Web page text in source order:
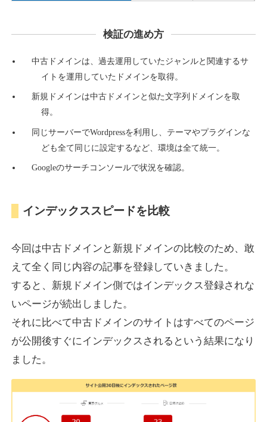
詳細を見る
countdown-x.com
ジャンル その他
39 外部リンク数479 ドメイン年齢
10,800円
詳細を見る
campus-web.jp
DA 38 外部リンク数 1151 ドメイン年齢
詳細を見る
designcrave.com
ジャンル
DA38
検証の進め方
中古ドメインは、過去運用していたジャンルと関連するサ
イトを運用していたドメインを取得。
新規ドメインは中古ドメインと似た文字列ドメインを取
得。
同じサーバーでWordpressを利用し、テーマやプラグインな
ども全て同じに設定するなど、環境は全て統一。
Googleのサーチコンソールで状況を確認。
インデックススピードを比較
今回は中古ドメインと新規ドメインの比較のため、敢
えて全く同じ内容の記事を登録していきました。
すると、新規ドメイン側ではインデックス登録されな
いページが続出しました。
それに比べて中古ドメインのサイトはすべてのページ
が公開後すぐにインデックスされるという結果になり
ました。